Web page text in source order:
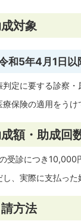
対象
和5年4月1日以
判定に要する診察
療保険の適用をうけ
額・助成回
受診につき10,000
し、実際に支払った
方法